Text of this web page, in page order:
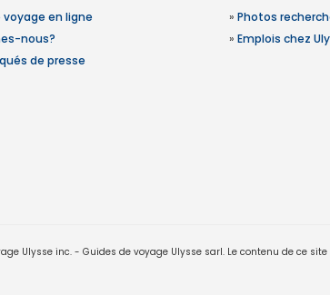
voyage en ligne
nous?
de presse
» Photos
» Emplois chez
Ulysse inc. - Guides de voyage Ulysse sarl. Le contenu de ce